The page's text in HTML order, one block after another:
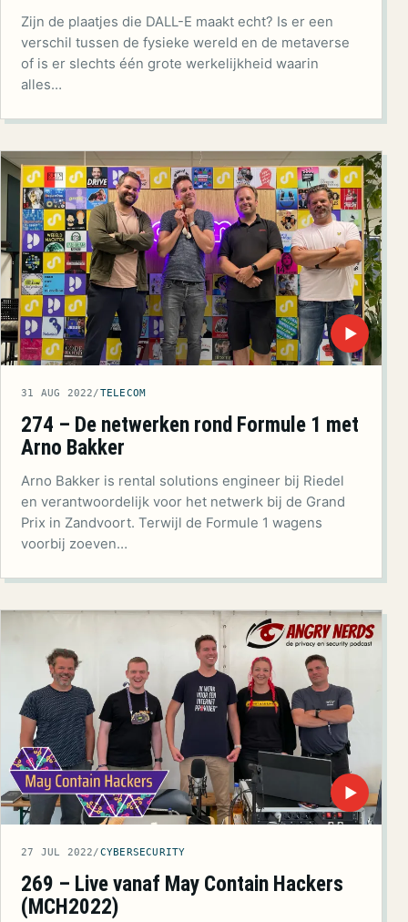
Zijn de plaatjes die DALL-E maakt echt? Is er een
verschil tussen de fysieke wereld en de metaverse
of is er slechts één grote werkelijkheid waarin
alles…
▶
31 AUG 2022/TELECOM
274 – De netwerken rond Formule 1 met
Arno Bakker
Arno Bakker is rental solutions engineer bij Riedel
en verantwoordelijk voor het netwerk bij de Grand
Prix in Zandvoort. Terwijl de Formule 1 wagens
voorbij zoeven…
▶
27 JUL 2022/CYBERSECURITY
269 – Live vanaf May Contain Hackers
(MCH2022)